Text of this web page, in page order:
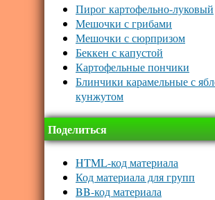
Пирог картофельно-луковый
Мешочки с грибами
Мешочки с сюрпризом
Беккен с капустой
Картофельные пончики
Блинчики карамельные с
кунжутом
Поделиться
HTML-код материала
Код материала для групп
BB-код материала